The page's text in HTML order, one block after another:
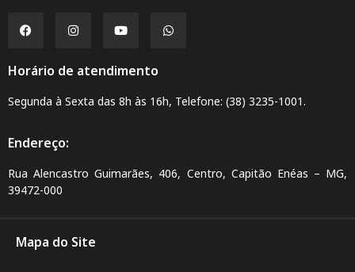
Horário de atendimento
Segunda à Sexta das 8h às 16h, Telefone: (38) 3235-1001.
Endereço:
Rua Alencastro Guimarães, 406, Centro, Capitão Enéas – MG,
39472-000
Mapa do Site